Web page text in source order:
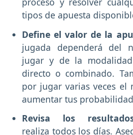
tipos de apuesta
Define el valor de la
jugada dependerá del
jugar y de la
directo o combinado.
por jugar varias veces el
aumentar tus
Revisa los
realiza todos los días.